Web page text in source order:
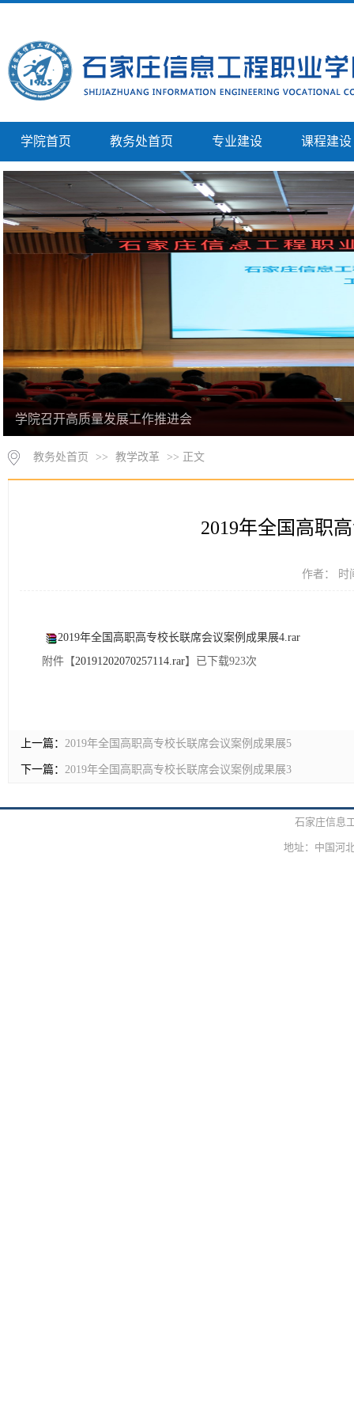
学院首页 教务处首页 专业建设 课程建设
学院召开高质量发展工作推进会
教务处首页 >> 教学改革 >> 正文
2019年全国高职
作者： 时
2019年全国高职高专校长联席会议案例成果展4.rar
附件【20191202070257114.rar】已下载923次
上一篇： 2019年全国高职高专校长联席会议案例成果展5
下一篇： 2019年全国高职高专校长联席会议案例成果展3
石家庄信息
地址：中国河